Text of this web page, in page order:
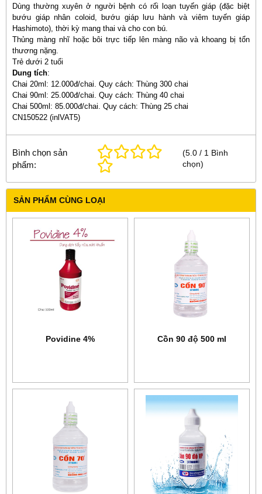
Dùng thường xuyên ở người bệnh có rối loạn tuyến giáp (đặc biệt
bướu giáp nhân coloid, bướu giáp lưu hành và viêm tuyến giáp
Hashimoto), thời kỳ mang thai và cho con bú.
Thủng màng nhĩ hoặc bôi trực tiếp lên màng não và khoang bị tổn
thương nặng.
Trẻ dưới 2 tuổi
Dung tích:
Chai 20ml: 12.000đ/chai. Quy cách: Thùng 300 chai
Chai 90ml: 25.000đ/chai. Quy cách: Thùng 40 chai
Chai 500ml: 85.000đ/chai. Quy cách: Thùng 25 chai
CN150522 (inlVAT5)
Bình chọn sản
phẩm:
(5.0 / 1 Bình
chọn)
SẢN PHẨM CÙNG LOẠI
Povidine 4% Cồn 90 độ 500 ml